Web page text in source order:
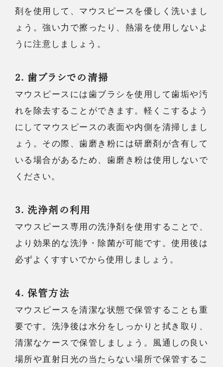
剤を使用して、マウスピースを優しく洗いまし
ょう。強い力で擦ったり、熱湯を使用しないよ
うに注意しましょう。
2. 歯ブラシでの清掃
マウスピースには歯ブラシを使用して歯垢や汚
れを除去することができます。軽くこするよう
にしてマウスピースの表面や内側を清掃しまし
ょう。その際、歯磨き粉には研磨剤が含有して
いる場合があるため、歯磨き粉は使用しないで
ください。
3. 洗浄剤の利用
マウスピース専用の洗浄剤を使用することで、
より効果的な洗浄・除菌が可能です。使用後は
必ずよくすすいでから使用しましょう。
4. 保管方法
マウスピースを清潔な状態で保管することも重
要です。洗浄後は水分をしっかりと拭き取り、
清潔なケースで保管しましょう。風通しの良い
場所や直射日光の当たらない場所で保管するこ